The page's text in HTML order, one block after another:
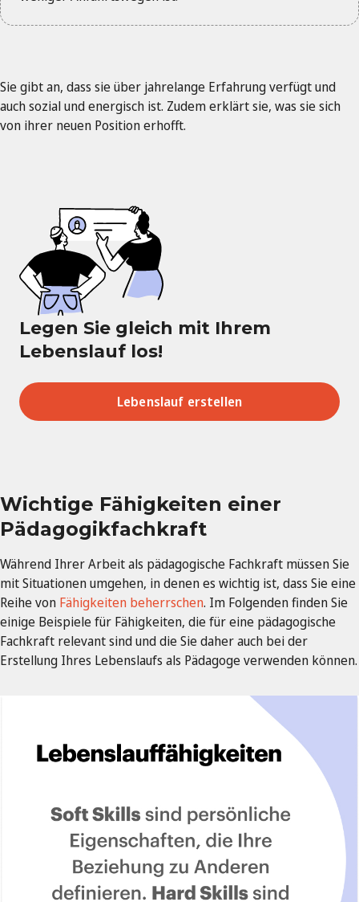
Sie gibt an, dass sie über jahrelange Erfahrung verfügt und
auch sozial und energisch ist. Zudem erklärt sie, was sie sich
von ihrer neuen Position erhofft.
Legen Sie gleich mit Ihrem
Lebenslauf los!
Lebenslauf erstellen
Wichtige Fähigkeiten einer
Pädagogikfachkraft
Während Ihrer Arbeit als pädagogische Fachkraft müssen Sie
mit Situationen umgehen, in denen es wichtig ist, dass Sie eine
Reihe von Fähigkeiten beherrschen. Im Folgenden finden Sie
einige Beispiele für Fähigkeiten, die für eine pädagogische
Fachkraft relevant sind und die Sie daher auch bei der
Erstellung Ihres Lebenslaufs als Pädagoge verwenden können.